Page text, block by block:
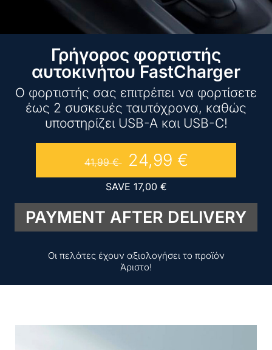
Γρήγορος φορτιστής
αυτοκινήτου FastCharger
Ο φορτιστής σας επιτρέπει να φορτίσετε
έως 2 συσκευές ταυτόχρονα, καθώς
υποστηρίζει USB-A και USB-C!
41,99€ 24,99 €
SAVE 17,00 €
PAYMENT AFTER DELIVERY
Οι πελάτες έχουν αξιολογήσει το προϊόν
Άριστο!